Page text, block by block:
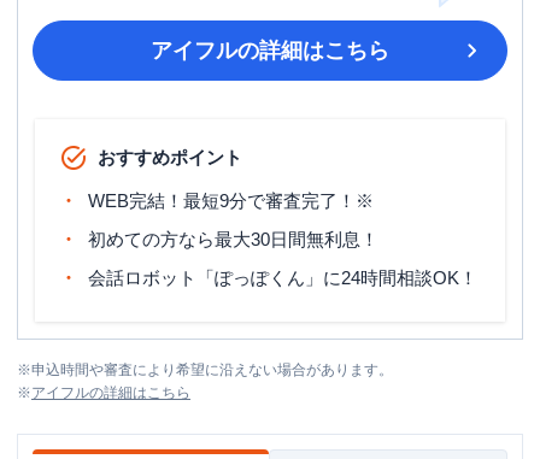
アイフルの詳細はこちら
おすすめポイント
WEB完結！最短9分で審査完了！※
初めての方なら最大30日間無利息！
会話ロボット「ぽっぽくん」に24時間相談OK！
※申込時間や審査により希望に沿えない場合があります。
※アイフルの詳細はこちら